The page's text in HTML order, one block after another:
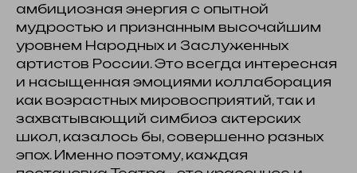
амбициозная энергия с опытной
мудростью и признанным высочайшим
уровнем Народных и Заслуженных
артистов России. Это всегда интересная
и насыщенная эмоциями коллаборация
как возрастных мировосприятий, так и
захватывающий симбиоз актерских
школ, казалось бы, совершенно разных
эпох. Именно поэтому, каждая